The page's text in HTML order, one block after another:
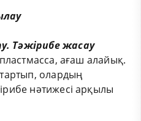
Тәжірибе жасау
ағаш алайық.
олардың
нәтижесі арқылы